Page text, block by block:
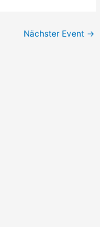
Nächster Event →